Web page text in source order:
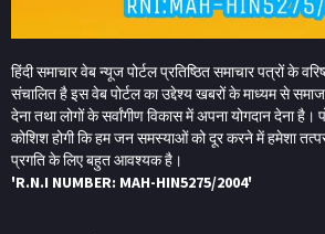
हिंदी समाचार वेब न्यूज पोर्टल प्रतिष्ठित समाचार पत्रों के
संचालित है इस वेब पोर्टल का उद्देश्य खबरों के माध्यम से
देना तथा लोगों के सर्वांगीण विकास में अपना योगदान देना है।
कोशिश होगी कि हम जन समस्याओं को दूर करने में हमेशा
प्रगति के लिए बहुत आवश्यक है।
'R.N.I NUMBER: MAH-HIN5275/2004'